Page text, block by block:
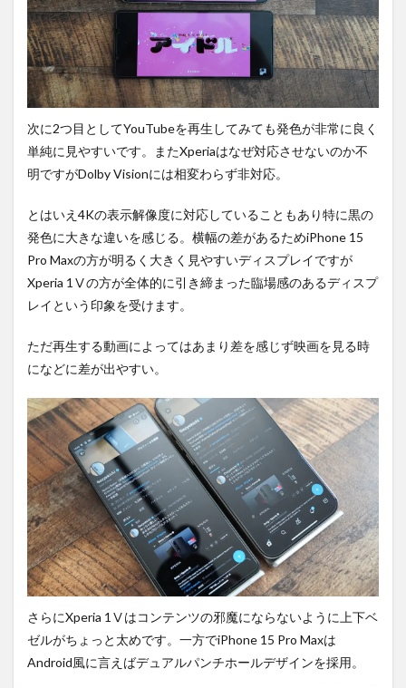
次に2つ目としてYouTubeを再生してみても発色が非常に良く
単純に見やすいです。またXperiaはなぜ対応させないのか不
明ですがDolby Visionには相変わらず非対応。
とはいえ4Kの表示解像度に対応していることもあり特に黒の
発色に大きな違いを感じる。横幅の差があるためiPhone 15
Pro Maxの方が明るく大きく見やすいディスプレイですが
Xperia 1Ⅴの方が全体的に引き締まった臨場感のあるディスプ
レイという印象を受けます。
ただ再生する動画によってはあまり差を感じず映画を見る時
になどに差が出やすい。
さらにXperia 1Ⅴはコンテンツの邪魔にならないように上下ベ
ゼルがちょっと太めです。一方でiPhone 15 Pro Maxは
Android風に言えばデュアルパンチホールデザインを採用。